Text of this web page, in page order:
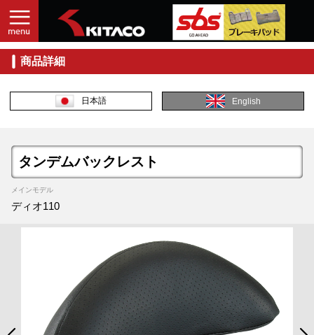
商品詳細
日本語 English
タンデムバックレスト
メインモデル
ディオ110